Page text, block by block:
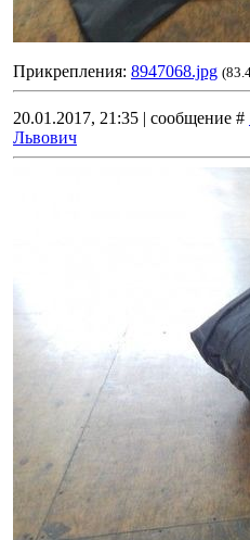
Прикрепления: 8947068.jpg
20.01.2017, 21:35 | сообщение #
Львович